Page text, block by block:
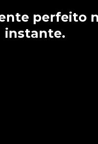
instante.